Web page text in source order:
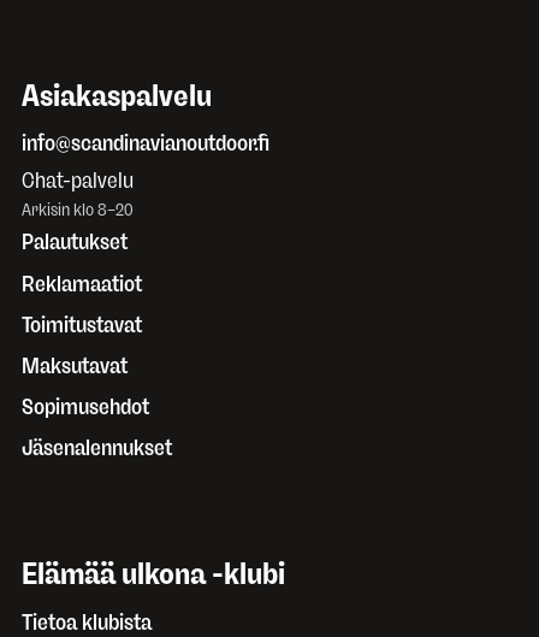
Asiakaspalvelu
info@scandinavianoutdoor.fi
Chat-palvelu
Arkisin klo 8–20
Palautukset
Reklamaatiot
Toimitustavat
Maksutavat
Sopimusehdot
Jäsenalennukset
Elämää ulkona -klubi
Tietoa klubista